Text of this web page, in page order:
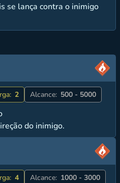
se lança contra o inimigo
2 Alcance: 500 - 5000
do inimigo.
4 Alcance: 1000 - 3000